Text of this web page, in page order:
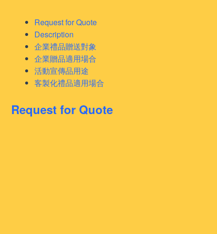
Request for Quote
Description
企業禮品贈送對象
企業贈品適用場合
活動宣傳品用途
客製化禮品適用場合
Request for Quote